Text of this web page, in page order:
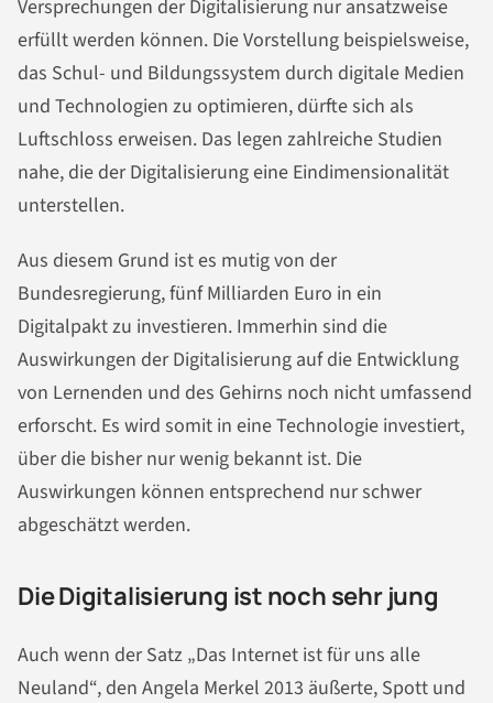
Versprechungen der Digitalisierung nur ansatzweise
erfüllt werden können. Die Vorstellung beispielsweise,
das Schul- und Bildungssystem durch digitale Medien
und Technologien zu optimieren, dürfte sich als
Luftschloss erweisen. Das legen zahlreiche Studien
nahe, die der Digitalisierung eine Eindimensionalität
unterstellen.
Aus diesem Grund ist es mutig von der
Bundesregierung, fünf Milliarden Euro in ein
Digitalpakt zu investieren. Immerhin sind die
Auswirkungen der Digitalisierung auf die Entwicklung
von Lernenden und des Gehirns noch nicht umfassend
erforscht. Es wird somit in eine Technologie investiert,
über die bisher nur wenig bekannt ist. Die
Auswirkungen können entsprechend nur schwer
abgeschätzt werden.
Die Digitalisierung ist noch sehr jung
Auch wenn der Satz „Das Internet ist für uns alle
Neuland“, den Angela Merkel 2013 äußerte, Spott und